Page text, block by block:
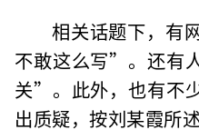
相关话题下，有
不敢这么写”。还有
关”。此外，也有不
出质疑，按刘某霞所